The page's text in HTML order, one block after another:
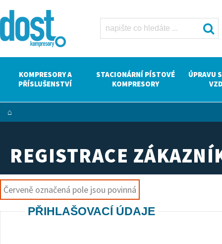
Dost -
kompresory
Atlas Copco
KOMPRESORY A
PŘÍSLUŠENSTVÍ
STACIONÁRNÍ PÍSTOVÉ
KOMPRESORY
ÚPRAVU
⌂
REGISTRACE
Červeně označená pole jsou povinná
PŘIHLAŠOVACÍ ÚDAJE